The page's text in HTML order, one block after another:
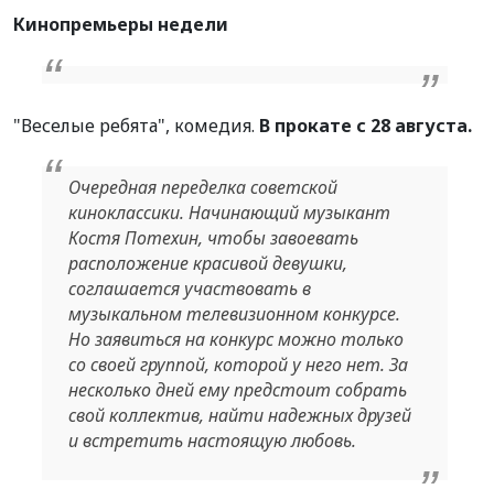
Кинопремьеры недели
"Веселые ребята", комедия. В прокате с 28 августа.
Очередная переделка советской
киноклассики. Начинающий музыкант
Костя Потехин, чтобы завоевать
расположение красивой девушки,
соглашается участвовать в
музыкальном телевизионном конкурсе.
Но заявиться на конкурс можно только
со своей группой, которой у него нет. За
несколько дней ему предстоит собрать
свой коллектив, найти надежных друзей
и встретить настоящую любовь.